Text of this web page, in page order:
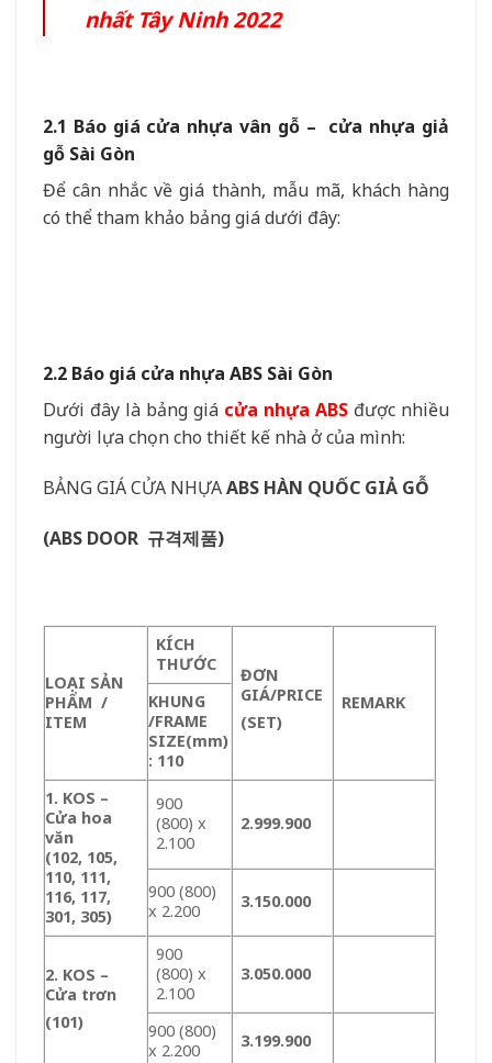
nhất Tây Ninh 2022
2.1 Báo giá cửa nhựa vân gỗ – cửa nhựa giả
gỗ Sài Gòn
Để cân nhắc về giá thành, mẫu mã, khách hàng
có thể tham khảo bảng giá dưới đây:
2.2 Báo giá cửa nhựa ABS Sài Gòn
Dưới đây là bảng giá cửa nhựa ABS được nhiều
người lựa chọn cho thiết kế nhà ở của mình:
BẢNG GIÁ CỬA NHỰAABS HÀN QUỐC GIẢ GỖ
(ABS DOOR 규격제품)
LOẠI SẢN
PHẨM /
ITEM
KÍCH
THƯỚC
ĐƠN
GIÁ/PRICE
(SET)
REMARK
KHUNG
/FRAME
SIZE(mm)
: 110
1. KOS –
Cửa hoa
văn
(102, 105,
110, 111,
116, 117,
301, 305)
900
(800) x
2.100
2.999.900
900 (800)
x 2.200
3.150.000
2. KOS –
Cửa trơn
(101)
900
(800) x
2.100
3.050.000
900 (800)
x 2.200
3.199.900